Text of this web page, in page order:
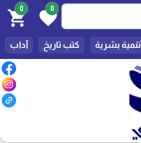
0
favorite
0
shopping_cart
تنمية بشرية كتب تاريخ آداب